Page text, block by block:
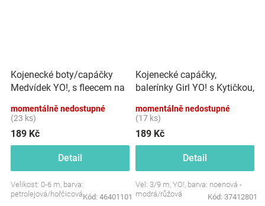
Kojenecké boty/capáčky
Medvídek YO!, s fleecem na
zip,petrolejová/hořčice
momentálně nedostupné
(23 ks)
189 Kč
Detail
Velikost: 0-6 m, barva:
petrolejová/hořčicováKód: 46401101
Kojenecké capáčky,
balerínky Girl YO! s Kytičkou,
momentálně nedostupné
(17 ks)
189 Kč
Detail
Vel: 3/9 m, YO!, barva: noenová -
modrá/růžová
Kód: 37412801